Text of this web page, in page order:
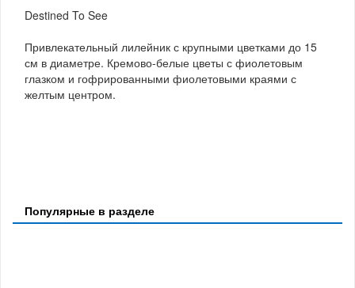
Destined To See
Привлекательный лилейник с крупными цветками до 15
см в диаметре. Кремово-белые цветы с фиолетовым
глазком и гофрированными фиолетовыми краями с
желтым центром.
Популярные в разделе